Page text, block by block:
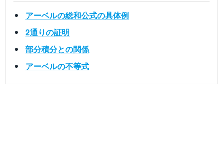
アーベルの総和公式の具体例
2通りの証明
部分積分との関係
アーベルの不等式